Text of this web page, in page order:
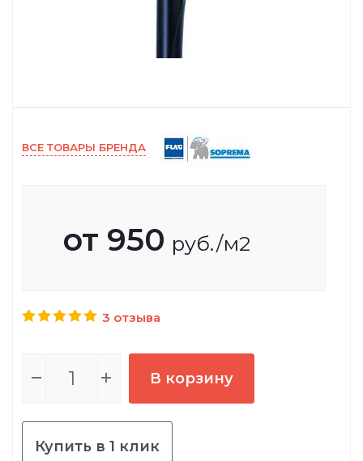
ВСЕ ТОВАРЫ БРЕНДА
от 950 руб./м2
3 отзыва
В корзину
Купить в 1 клик